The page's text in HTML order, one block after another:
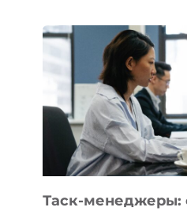
БИЗНЕСА:
КАКИЕ
3
ЗАДАЧИ
ЕМУ
МОЖНО
ПОРУЧИТЬ
УЖЕ
СЕГОДНЯ
Таск-менеджеры: